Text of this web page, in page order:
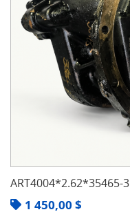
ART4004*2.62*35465-3
1 450,00 $